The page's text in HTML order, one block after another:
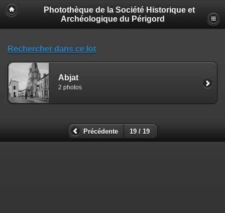
Photothèque de la Société Historique et
Archéologique du Périgord
Rechercher dans ce lot
Abjat
2 photos
Précédente 19 / 19